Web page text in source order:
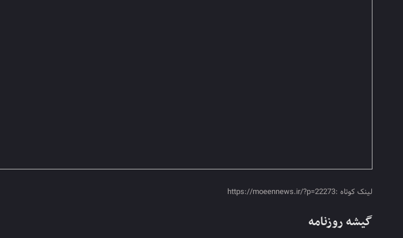
لینک کوتاه :https://moeennews.ir/?p=22273
گیشه روزنامه